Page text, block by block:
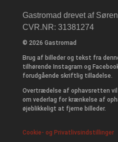
Gastromad drevet af
CVR.NR: 31381274
© 2026 Gastromad
Brug af billeder og tekst fra
tilhørende Instagram og
forudgående skriftlig tilladelse.
Overtrædelse af ophavsretten
om vederlag for krænkelse af
øjeblikkeligt at fjerne billeder.
Cookie- og Privatlivsindstillinger